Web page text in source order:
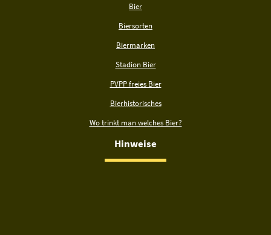
Bier
Biersorten
Biermarken
Stadion Bier
PVPP freies Bier
Bierhistorisches
Wo trinkt man welches Bier?
Hinweise